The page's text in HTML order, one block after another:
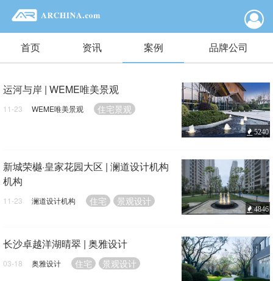
首页 资讯 案例 品牌公司
运河与岸 | WEME唯美景观
11-23 WEME唯美景观 住宅景观
5240
新城荣樾·皇家花园大区 | 澜道设计机构
机构
11-23 澜道设计机构 住宅 景观设计
4846
长沙卓越洋湖晴翠 | 奥雅设计
03-18 奥雅设计 住宅 景观设计